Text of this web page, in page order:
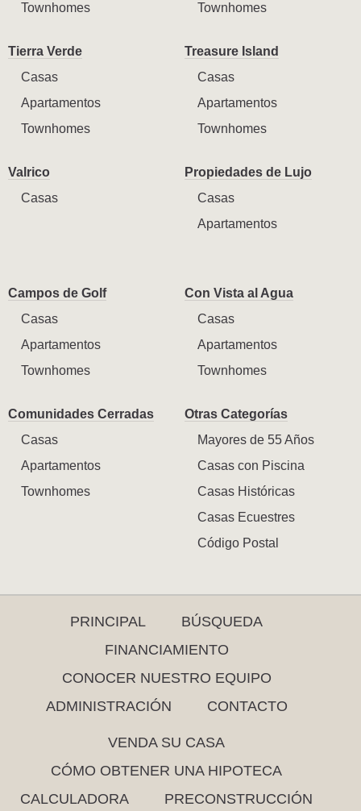
Townhomes
Townhomes
Tierra Verde
Casas
Apartamentos
Townhomes
Treasure Island
Casas
Apartamentos
Townhomes
Valrico
Casas
Propiedades de Lujo
Casas
Apartamentos
Campos de Golf
Casas
Apartamentos
Townhomes
Con Vista al Agua
Casas
Apartamentos
Townhomes
Comunidades Cerradas
Casas
Apartamentos
Townhomes
Otras Categorías
Mayores de 55 Años
Casas con Piscina
Casas Históricas
Casas Ecuestres
Código Postal
PRINCIPAL
BÚSQUEDA
FINANCIAMIENTO
CONOCER NUESTRO EQUIPO
ADMINISTRACIÓN
CONTACTO
VENDA SU CASA
CÓMO OBTENER UNA HIPOTECA
CALCULADORA
PRECONSTRUCCIÓN